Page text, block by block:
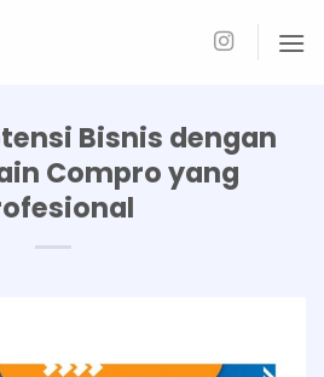
Bisnis dengan
Compro yang